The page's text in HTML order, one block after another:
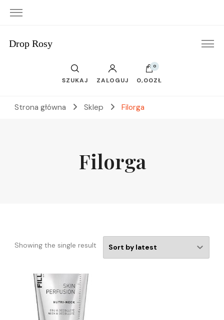
Drop Rosy
SZUKAJ ZALOGUJ
0
0,00ZŁ
Strona główna Sklep Filorga
Filorga
Showing the single result